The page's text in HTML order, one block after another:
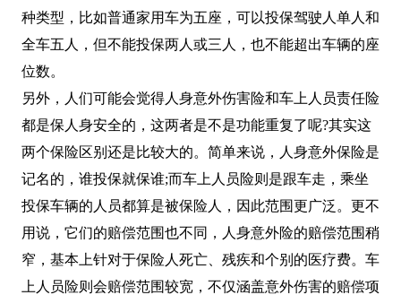
种类型，比如普通家用车为五座，可以投保驾驶人单人和
全车五人，但不能投保两人或三人，也不能超出车辆的座
位数。
另外，人们可能会觉得人身意外伤害险和车上人员责任险
都是保人身安全的，这两者是不是功能重复了呢?其实这
两个保险区别还是比较大的。简单来说，人身意外保险是
记名的，谁投保就保谁;而车上人员险则是跟车走，乘坐
投保车辆的人员都算是被保险人，因此范围更广泛。更不
用说，它们的赔偿范围也不同，人身意外险的赔偿范围稍
窄，基本上针对于保险人死亡、残疾和个别的医疗费。车
上人员险则会赔偿范围较宽，不仅涵盖意外伤害的赔偿项